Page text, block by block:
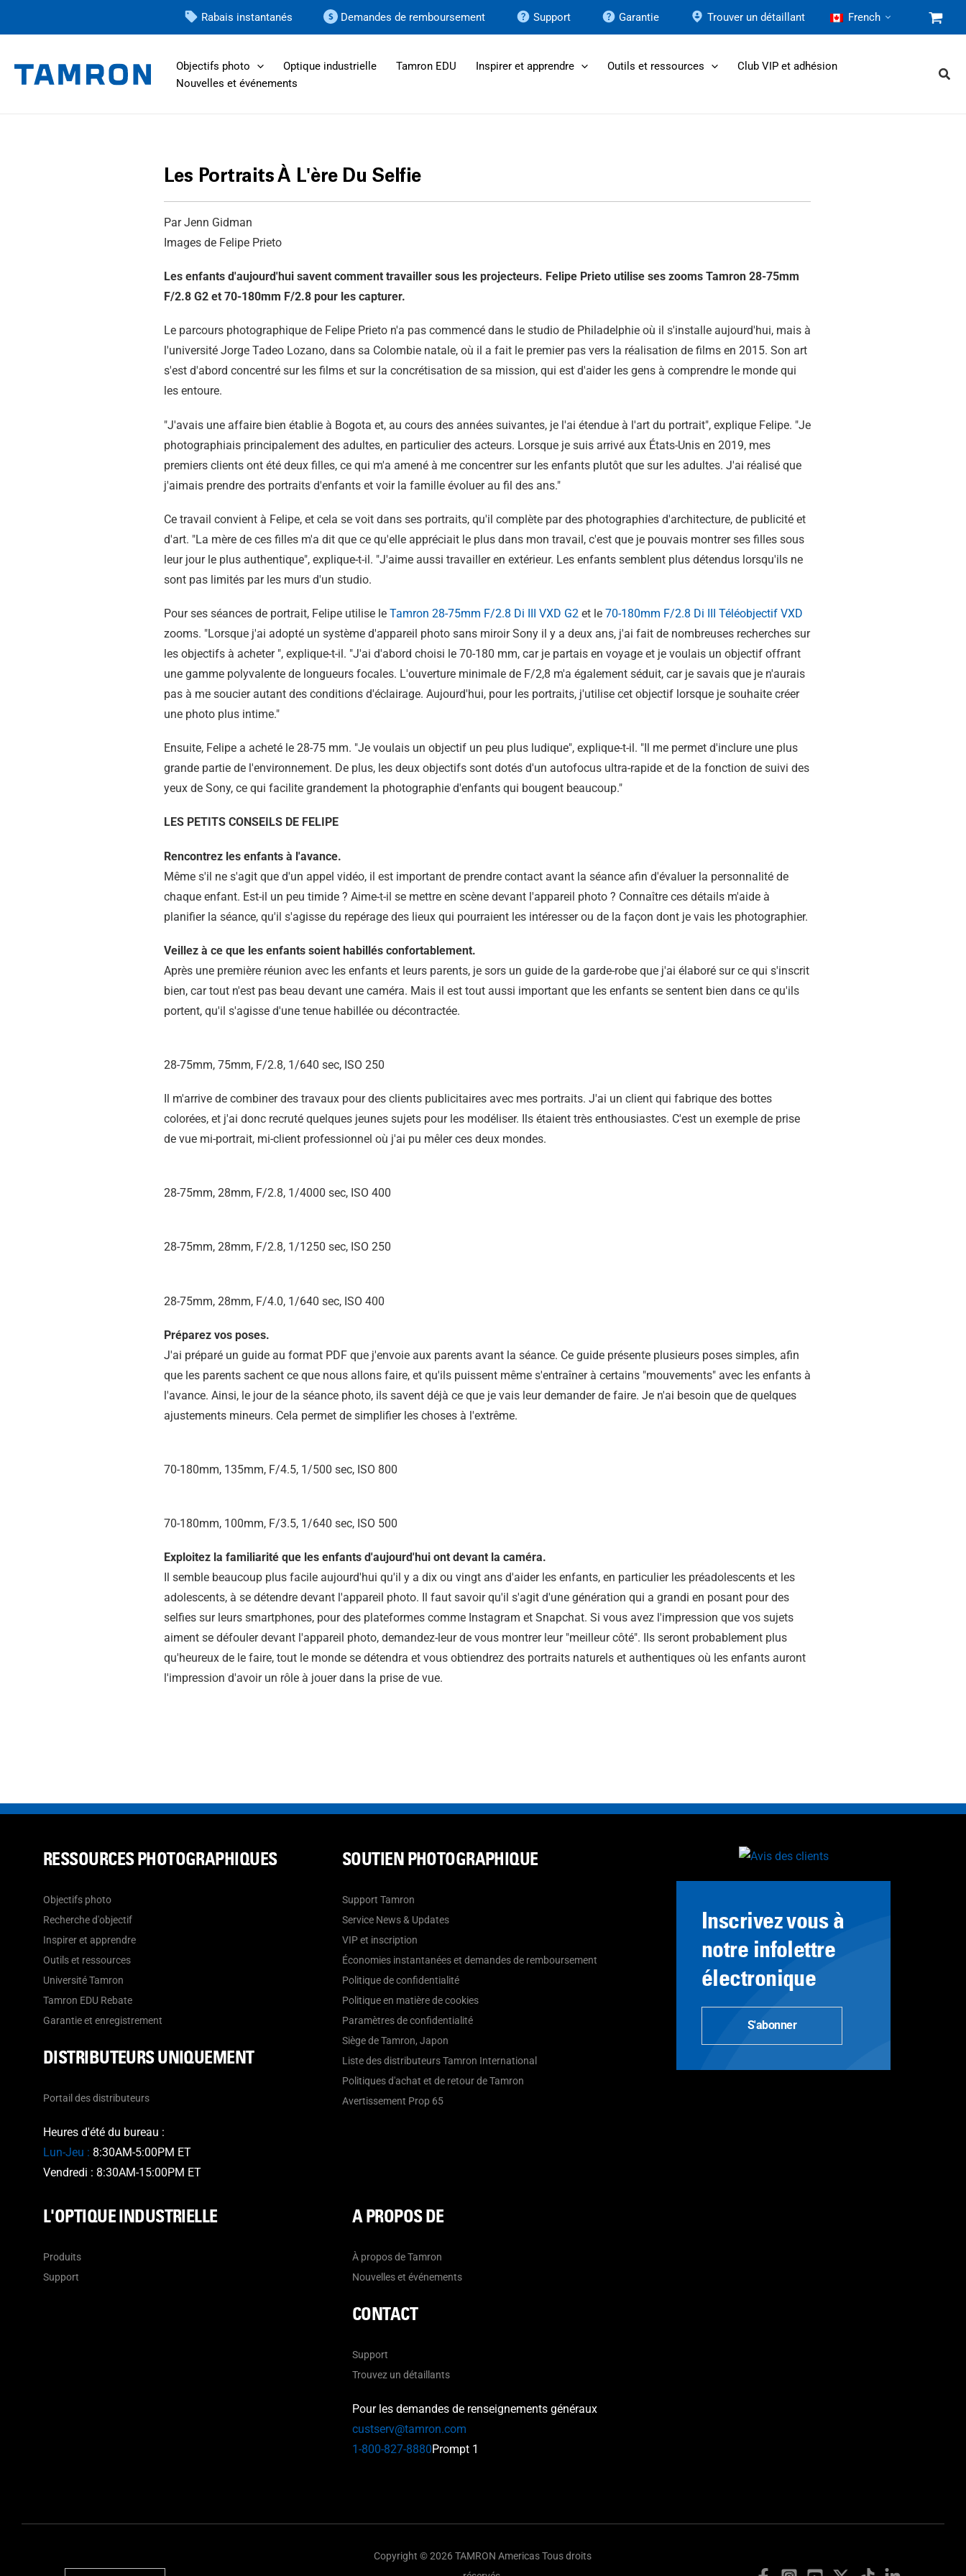
Rabais instantanés Demandes de remboursement Support Garantie Trouver un détaillant French
Objectifs photo Optique industrielle Tamron EDU Inspirer et apprendre Outils et ressources
Club VIP et adhésion
Nouvelles et événements
Les Portraits À L'ère Du Selfie
Par Jenn Gidman
Images de Felipe Prieto
Les enfants d'aujourd'hui savent comment travailler sous les projecteurs. Felipe Prieto utilise ses zooms Tamron 28-75mm
F/2.8 G2 et 70-180mm F/2.8 pour les capturer.
Le parcours photographique de Felipe Prieto n'a pas commencé dans le studio de Philadelphie où il s'installe aujourd'hui, mais à
l'université Jorge Tadeo Lozano, dans sa Colombie natale, où il a fait le premier pas vers la réalisation de films en 2015. Son art
s'est d'abord concentré sur les films et sur la concrétisation de sa mission, qui est d'aider les gens à comprendre le monde qui
les entoure.
"J'avais une affaire bien établie à Bogota et, au cours des années suivantes, je l'ai étendue à l'art du portrait", explique Felipe. "Je
photographiais principalement des adultes, en particulier des acteurs. Lorsque je suis arrivé aux États-Unis en 2019, mes
premiers clients ont été deux filles, ce qui m'a amené à me concentrer sur les enfants plutôt que sur les adultes. J'ai réalisé que
j'aimais prendre des portraits d'enfants et voir la famille évoluer au fil des ans."
Ce travail convient à Felipe, et cela se voit dans ses portraits, qu'il complète par des photographies d'architecture, de publicité et
d'art. "La mère de ces filles m'a dit que ce qu'elle appréciait le plus dans mon travail, c'est que je pouvais montrer ses filles sous
leur jour le plus authentique", explique-t-il. "J'aime aussi travailler en extérieur. Les enfants semblent plus détendus lorsqu'ils ne
sont pas limités par les murs d'un studio.
Pour ses séances de portrait, Felipe utilise le Tamron 28-75mm F/2.8 Di III VXD G2et le 70-180mm F/2.8 Di III Téléobjectif VXD
zooms. "Lorsque j'ai adopté un système d'appareil photo sans miroir Sony il y a deux ans, j'ai fait de nombreuses recherches sur
les objectifs à acheter ", explique-t-il. "J'ai d'abord choisi le 70-180 mm, car je partais en voyage et je voulais un objectif offrant
une gamme polyvalente de longueurs focales. L'ouverture minimale de F/2,8 m'a également séduit, car je savais que je n'aurais
pas à me soucier autant des conditions d'éclairage. Aujourd'hui, pour les portraits, j'utilise cet objectif lorsque je souhaite créer
une photo plus intime."
Ensuite, Felipe a acheté le 28-75 mm. "Je voulais un objectif un peu plus ludique", explique-t-il. "Il me permet d'inclure une plus
grande partie de l'environnement. De plus, les deux objectifs sont dotés d'un autofocus ultra-rapide et de la fonction de suivi des
yeux de Sony, ce qui facilite grandement la photographie d'enfants qui bougent beaucoup."
LES PETITS CONSEILS DE FELIPE
Rencontrez les enfants à l'avance.
Même s'il ne s'agit que d'un appel vidéo, il est important de prendre contact avant la séance afin d'évaluer la personnalité de
chaque enfant. Est-il un peu timide ? Aime-t-il se mettre en scène devant l'appareil photo ? Connaître ces détails m'aide à
planifier la séance, qu'il s'agisse du repérage des lieux qui pourraient les intéresser ou de la façon dont je vais les photographier.
Veillez à ce que les enfants soient habillés confortablement.
Après une première réunion avec les enfants et leurs parents, je sors un guide de la garde-robe que j'ai élaboré sur ce qui s'inscrit
bien, car tout n'est pas beau devant une caméra. Mais il est tout aussi important que les enfants se sentent bien dans ce qu'ils
portent, qu'il s'agisse d'une tenue habillée ou décontractée.
28-75mm, 75mm, F/2.8, 1/640 sec, ISO 250
Il m'arrive de combiner des travaux pour des clients publicitaires avec mes portraits. J'ai un client qui fabrique des bottes
colorées, et j'ai donc recruté quelques jeunes sujets pour les modéliser. Ils étaient très enthousiastes. C'est un exemple de prise
de vue mi-portrait, mi-client professionnel où j'ai pu mêler ces deux mondes.
28-75mm, 28mm, F/2.8, 1/4000 sec, ISO 400
28-75mm, 28mm, F/2.8, 1/1250 sec, ISO 250
28-75mm, 28mm, F/4.0, 1/640 sec, ISO 400
Préparez vos poses.
J'ai préparé un guide au format PDF que j'envoie aux parents avant la séance. Ce guide présente plusieurs poses simples, afin
que les parents sachent ce que nous allons faire, et qu'ils puissent même s'entraîner à certains "mouvements" avec les enfants à
l'avance. Ainsi, le jour de la séance photo, ils savent déjà ce que je vais leur demander de faire. Je n'ai besoin que de quelques
ajustements mineurs. Cela permet de simplifier les choses à l'extrême.
70-180mm, 135mm, F/4.5, 1/500 sec, ISO 800
70-180mm, 100mm, F/3.5, 1/640 sec, ISO 500
Exploitez la familiarité que les enfants d'aujourd'hui ont devant la caméra.
Il semble beaucoup plus facile aujourd'hui qu'il y a dix ou vingt ans d'aider les enfants, en particulier les préadolescents et les
adolescents, à se détendre devant l'appareil photo. Il faut savoir qu'il s'agit d'une génération qui a grandi en posant pour des
selfies sur leurs smartphones, pour des plateformes comme Instagram et Snapchat. Si vous avez l'impression que vos sujets
aiment se défouler devant l'appareil photo, demandez-leur de vous montrer leur "meilleur côté". Ils seront probablement plus
qu'heureux de le faire, tout le monde se détendra et vous obtiendrez des portraits naturels et authentiques où les enfants auront
l'impression d'avoir un rôle à jouer dans la prise de vue.
RESSOURCES PHOTOGRAPHIQUES
Objectifs photo
Recherche d'objectif
Inspirer et apprendre
Outils et ressources
Université Tamron
Tamron EDU Rebate
Garantie et enregistrement
DISTRIBUTEURS UNIQUEMENT
Portail des distributeurs
Heures d'été du bureau :
Lun-Jeu : 8:30AM-5:00PM ET
Vendredi : 8:30AM-15:00PM ET
SOUTIEN PHOTOGRAPHIQUE
Support Tamron
Service News & Updates
VIP et inscription
Économies instantanées et demandes de remboursement
Politique de confidentialité
Politique en matière de cookies
Paramètres de confidentialité
Siège de Tamron, Japon
Liste des distributeurs Tamron International
Politiques d'achat et de retour de Tamron
Avertissement Prop 65
L'OPTIQUE INDUSTRIELLE
Produits
Support
A PROPOS DE
À propos de Tamron
Nouvelles et événements
CONTACT
Support
Trouvez un détaillants
Pour les demandes de renseignements généraux
custserv@tamron.com
1-800-827-8880Prompt 1
Inscrivez vous à
notre infolettre
électronique
S'abonner
Copyright © 2026 TAMRON Americas Tous droits